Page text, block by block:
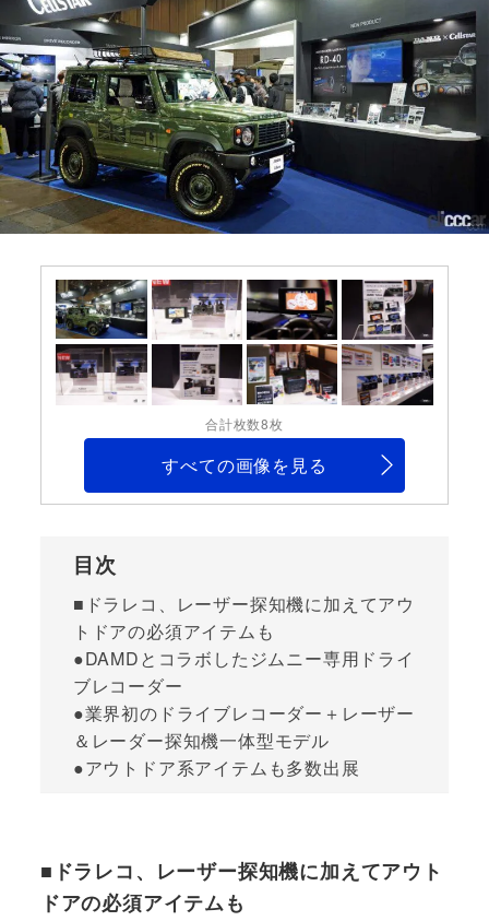
合計枚数8枚
すべての画像を見る
目次
■ドラレコ、レーザー探知機に加えてアウ
トドアの必須アイテムも
●DAMDとコラボしたジムニー専用ドライ
ブレコーダー
●業界初のドライブレコーダー＋レーザー
＆レーダー探知機一体型モデル
●アウトドア系アイテムも多数出展
■ドラレコ、レーザー探知機に加えてアウト
ドアの必須アイテムも